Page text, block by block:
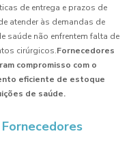
de entrega e prazos de
atender às demandas de
saúde não enfrentem falta de
cirúrgicos.Fornecedores
compromisso com o
eficiente de estoque
de saúde.